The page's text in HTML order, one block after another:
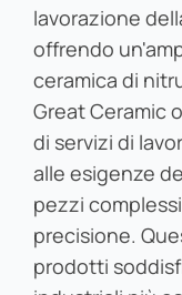
lavorazione
offrendo
ceramica di
Great Ceramic
di servizi di
alle esigenze
pezzi
precisione.
prodotti